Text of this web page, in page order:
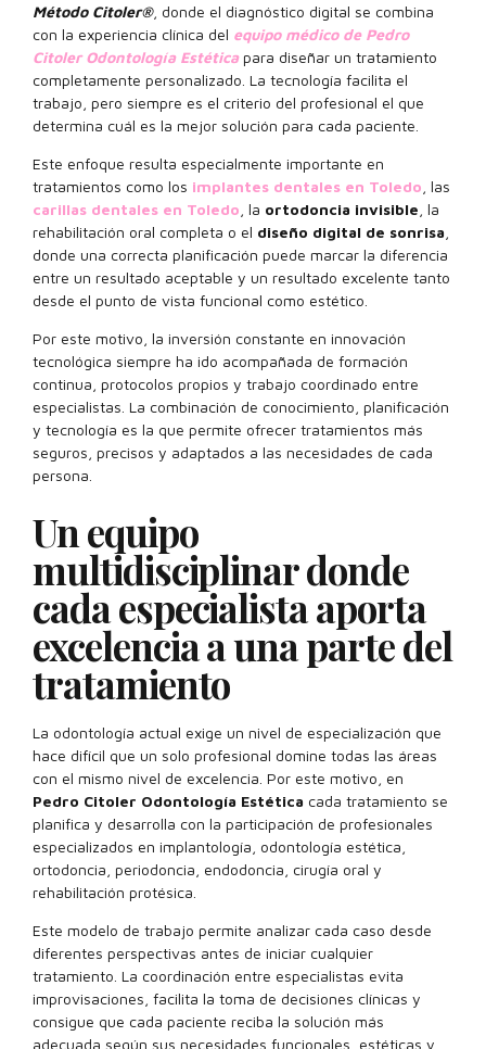
Método Citoler®, donde el diagnóstico digital se combina
con la experiencia clínica del equipo médico de Pedro
Citoler Odontología Estéticapara diseñar un tratamiento
completamente personalizado. La tecnología facilita el
trabajo, pero siempre es el criterio del profesional el que
determina cuál es la mejor solución para cada paciente.
Este enfoque resulta especialmente importante en
tratamientos como los implantes dentales en Toledo , las
carillas dentales en Toledo , la ortodoncia invisible , la
rehabilitación oral completa o el diseño digital de sonrisa
donde una correcta planificación puede marcar la diferencia
entre un resultado aceptable y un resultado excelente tanto
desde el punto de vista funcional como estético.
Por este motivo, la inversión constante en innovación
tecnológica siempre ha ido acompañada de formación
continua, protocolos propios y trabajo coordinado entre
especialistas. La combinación de conocimiento, planificación
y tecnología es la que permite ofrecer tratamientos más
seguros, precisos y adaptados a las necesidades de cada
persona.
Un equipo
multidisciplinar donde
cada especialista aporta
excelencia a una parte del
tratamiento
La odontología actual exige un nivel de especialización que
hace difícil que un solo profesional domine todas las áreas
con el mismo nivel de excelencia. Por este motivo, en
Pedro Citoler Odontología Estética cada tratamiento se
planifica y desarrolla con la participación de profesionales
especializados en implantología, odontología estética,
ortodoncia, periodoncia, endodoncia, cirugía oral y
rehabilitación protésica.
Este modelo de trabajo permite analizar cada caso desde
diferentes perspectivas antes de iniciar cualquier
tratamiento. La coordinación entre especialistas evita
improvisaciones, facilita la toma de decisiones clínicas y
consigue que cada paciente reciba la solución más
adecuada según sus necesidades funcionales, estéticas y